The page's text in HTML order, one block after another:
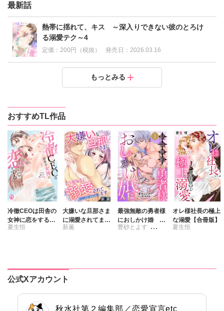
最新話
熱帯に揺れて、キス ～深入りできない彼のとろけ
る溺愛テク～4
定価： 200円（税抜） 発売日： 2026.03.16
熱帯に揺れて、キス ～深入りできない彼のとろける
熱帯に揺れて、キス ～深入りできない彼のとろける
熱帯に揺れて、キス ～深入りできない彼のとろける
もっとみる
おすすめTL作品
冷徹CEOは田舎の
女神に恋をする～
奥まで溶かす深い
夏生恒
大嫌いな旦那さま
に溺愛されてます
～ドSな社長と政
新薫
最強無敵の勇者様
におしかけ婚 義
実家に搾取されて
豊砂とよす
オレ様社長の極上
な溺愛【合冊版】
夏生恒
公式Xアカウント
秋水社第２編集部／恋愛宣言etc